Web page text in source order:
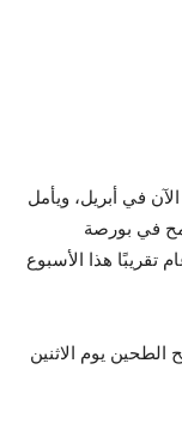
في أبريل، ويأمل
في بورصة
هذا الأسبوع
يوم الاثنين